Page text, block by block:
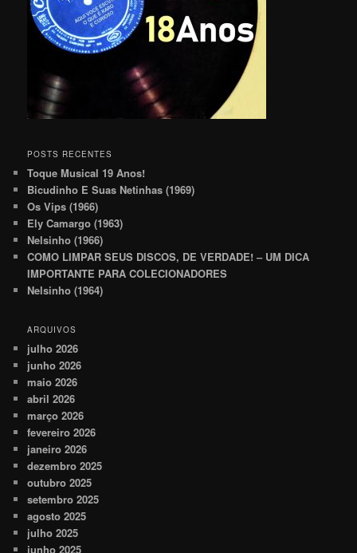
POSTS RECENTES
Toque Musical 19 Anos!
Bicudinho E Suas Netinhas (1969)
Os Vips (1966)
Ely Camargo (1963)
Nelsinho (1966)
COMO LIMPAR SEUS DISCOS, DE VERDADE! – UM DICA
IMPORTANTE PARA COLECIONADORES
Nelsinho (1964)
ARQUIVOS
julho 2026
junho 2026
maio 2026
abril 2026
março 2026
fevereiro 2026
janeiro 2026
dezembro 2025
outubro 2025
setembro 2025
agosto 2025
julho 2025
junho 2025